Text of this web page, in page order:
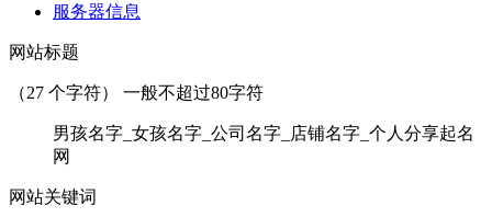
服务器信息
网站标题
（27 个字符） 一般不超过80字符
男孩名字_女孩名字_公司名字_店铺名字_个人分享起名
网
网站关键词